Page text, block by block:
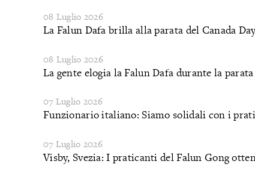
08 Luglio 2026
La Falun Dafa brilla alla parata del Canada
08 Luglio 2026
La gente elogia la Falun Dafa durante la
07 Luglio 2026
Funzionario italiano: Siamo solidali con i
07 Luglio 2026
Visby, Svezia: I praticanti del Falun Gong